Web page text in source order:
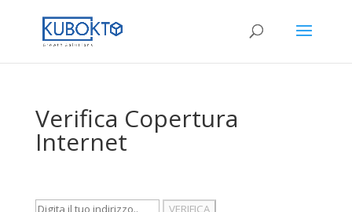
Verifica Copertura
Internet